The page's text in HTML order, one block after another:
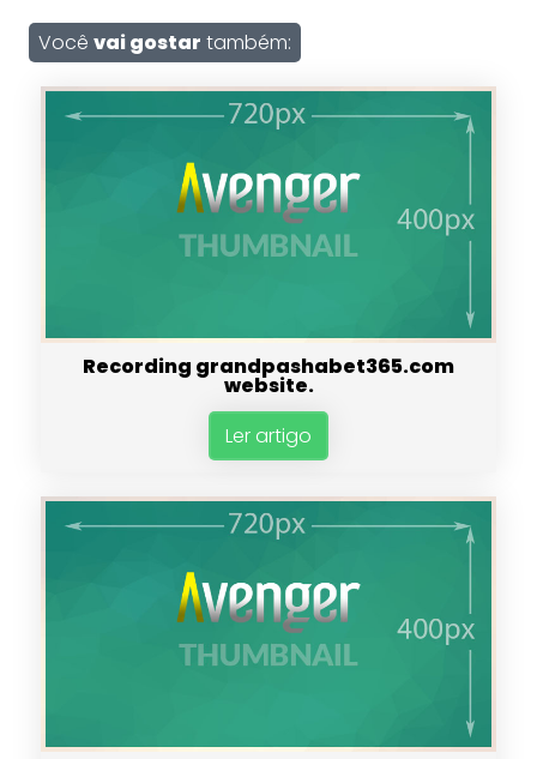
Você vai gostar também:
Recording grandpashabet365.com
website.
Ler artigo